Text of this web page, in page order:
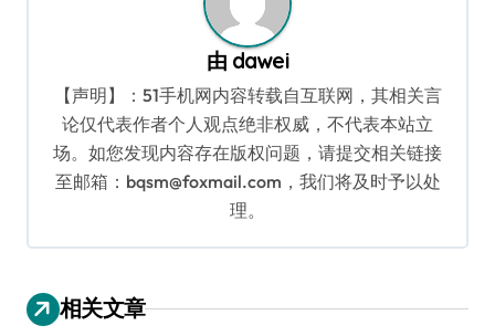
由 dawei
【声明】：51手机网内容转载自互联网，其相关言
论仅代表作者个人观点绝非权威，不代表本站立
场。如您发现内容存在版权问题，请提交相关链接
至邮箱：bqsm@foxmail.com，我们将及时予以处
理。
相关文章